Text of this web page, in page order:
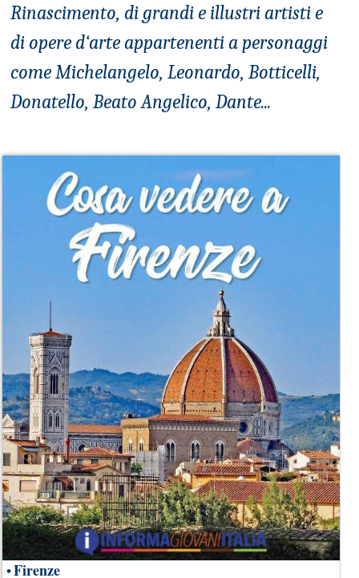
Rinascimento, di grandi e illustri artisti e
di opere d‘arte appartenenti a personaggi
come Michelangelo, Leonardo, Botticelli,
Donatello, Beato Angelico, Dante...
•Firenze